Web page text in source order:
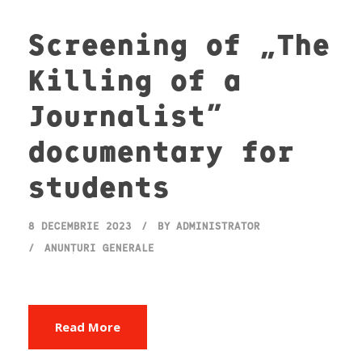
Screening of „The
Killing of a
Journalist”
documentary for
students
8 DECEMBRIE 2023 BY ADMINISTRATOR
ANUNȚURI GENERALE
Read More